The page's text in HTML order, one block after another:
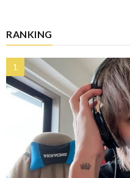
RANKING